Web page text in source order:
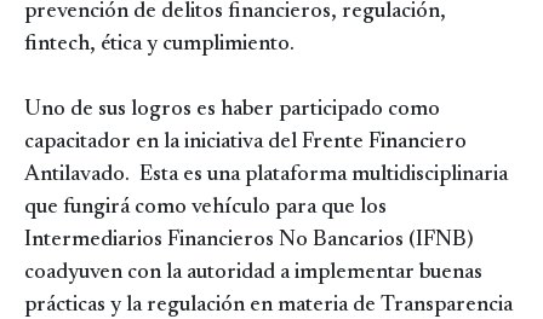
prevención de delitos financieros, regulación,
fintech, ética y cumplimiento.
Uno de sus logros es haber participado como
capacitador en la iniciativa del Frente Financiero
Antilavado. Esta es una plataforma multidisciplinaria
que fungirá como vehículo para que los
Intermediarios Financieros No Bancarios (IFNB)
coadyuven con la autoridad a implementar buenas
prácticas y la regulación en materia de Transparencia